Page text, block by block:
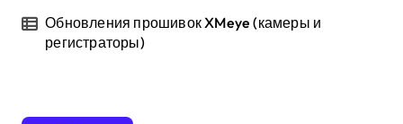
Обновления прошивок XMeye (камеры и
регистраторы)